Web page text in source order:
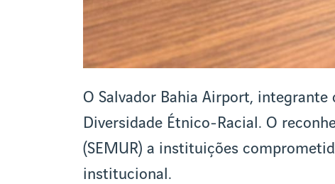
O Salvador Bahia Airport, integrante
Diversidade Étnico-Racial. O
(SEMUR) a instituições
institucional.